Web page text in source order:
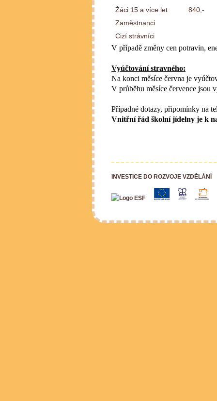
Žáci 15 a více let
840,-
Zaměstnanci
Cizí strávníci
V případě změny cen potravin,
Vyúčtování stravného:
Na konci měsíce června je
V průběhu měsíce července jsou
Případné dotazy, připomínky na
Vnitřní řád školní jídelny je k
INVESTICE DO ROZVOJE VZDĚLÁNÍ